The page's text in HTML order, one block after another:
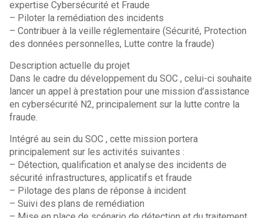
expertise Cybersécurité et Fraude
– Piloter la remédiation des incidents
– Contribuer à la veille réglementaire (Sécurité, Protection
des données personnelles, Lutte contre la fraude)
Description actuelle du projet
Dans le cadre du développement du SOC , celui-ci souhaite
lancer un appel à prestation pour une mission d’assistance
en cybersécurité N2, principalement sur la lutte contre la
fraude.
Intégré au sein du SOC , cette mission portera
principalement sur les activités suivantes :
– Détection, qualification et analyse des incidents de
sécurité infrastructures, applicatifs et fraude
– Pilotage des plans de réponse à incident
– Suivi des plans de remédiation